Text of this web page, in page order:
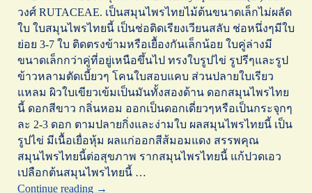
วงศ์ RUTACEAE. เป็นสมุนไพรไทยไม้ต้นขนาดเล็กไม่ผลัด
ใบ ใบสมุนไพรไทยนี้ เป็นช่อติดเรียงเวียนสลับ ช่อหนึ่งๆมีใบ
ย่อย 3-7 ใบ ติดตรงข้ามหรือเยื้องกันเล็กน้อย ใบคู่ล่างมี
ขนาดเล็กกว่าคู่ที่อยู่เหนือขึ้นไป ทรงใบรูปไข่ รูปรีๆและรูป
ข้าวหลามตัดเบี้ยวๆ โคนใบสอบแคบ ส่วนปลายใบเรียว
แหลม ผิวใบเขียวเข้มเป็นมันทั้งสองด้าน ดอกสมุนไพรไทย
นี้ ดอกสีขาว กลิ่นหอม ออกเป็นดอกเดี่ยวๆหรือเป็นกระจุกๆ
ละ 2-3 ดอก ตามปลายกิ่งและง่ามใบ ผลสมุนไพรไทยนี้ เป็น
รูปไข่ มีเนื้อเยื่อหุ้ม ผลแก่ออกสีส้มอมแดง สรรพคุณ
สมุนไพรไทยนี้ต่อสุขภาพ รากสมุนไพรไทยนี้ แก้ปวดเอว
เปลือกต้นสมุนไพรไทยนี้ …
Continue reading →